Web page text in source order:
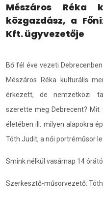
Mészáros Réka
közgazdász, a
Kft. ügyvezetője
Bő fél éve vezeti
Mészáros Réka kulturális
érkezett, de nemzetközi
szerette meg Debrecent?
életében ill. milyen alapokra
Tóth Judit, a női portréműsor
Smink nélkül vasárnap 14
Szerkesztő-műsorvezető: